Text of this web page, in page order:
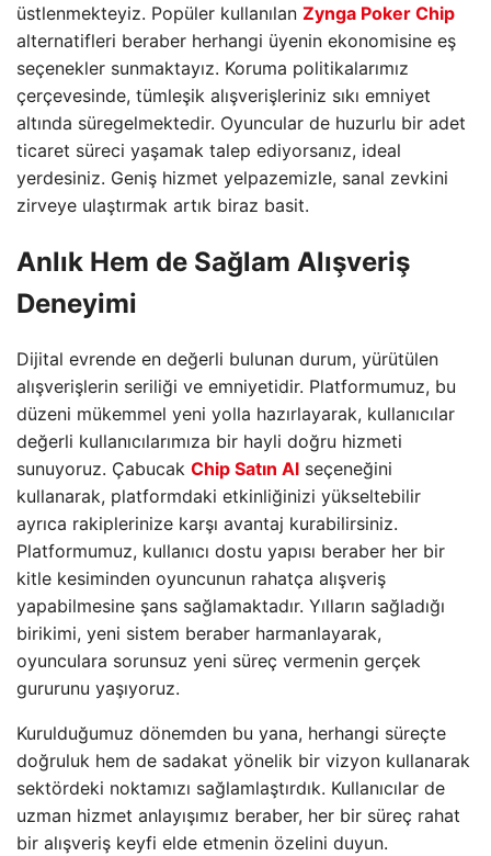
üstlenmekteyiz. Popüler kullanılan Zynga Poker Chip
alternatifleri beraber herhangi üyenin ekonomisine eş
seçenekler sunmaktayız. Koruma politikalarımız
çerçevesinde, tümleşik alışverişleriniz sıkı emniyet
altında süregelmektedir. Oyuncular de huzurlu bir adet
ticaret süreci yaşamak talep ediyorsanız, ideal
yerdesiniz. Geniş hizmet yelpazemizle, sanal zevkini
zirveye ulaştırmak artık biraz basit.
Anlık Hem de Sağlam Alışveriş
Deneyimi
Dijital evrende en değerli bulunan durum, yürütülen
alışverişlerin seriliği ve emniyetidir. Platformumuz, bu
düzeni mükemmel yeni yolla hazırlayarak, kullanıcılar
değerli kullanıcılarımıza bir hayli doğru hizmeti
sunuyoruz. Çabucak Chip Satın Al seçeneğini
kullanarak, platformdaki etkinliğinizi yükseltebilir
ayrıca rakiplerinize karşı avantaj kurabilirsiniz.
Platformumuz, kullanıcı dostu yapısı beraber her bir
kitle kesiminden oyuncunun rahatça alışveriş
yapabilmesine şans sağlamaktadır. Yılların sağladığı
birikimi, yeni sistem beraber harmanlayarak,
oyunculara sorunsuz yeni süreç vermenin gerçek
gururunu yaşıyoruz.
Kurulduğumuz dönemden bu yana, herhangi süreçte
doğruluk hem de sadakat yönelik bir vizyon kullanarak
sektördeki noktamızı sağlamlaştırdık. Kullanıcılar de
uzman hizmet anlayışımız beraber, her bir süreç rahat
bir alışveriş keyfi elde etmenin özelini duyun.